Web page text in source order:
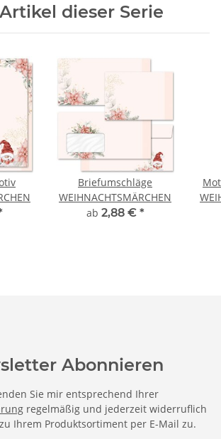
dieser Serie
Briefumschläge
WEIHNACHTSMÄRCHEN
ab 2,88 € *
Abonnieren
Sie mir entsprechend Ihrer
regelmäßig und jederzeit widerruflich
Ihrem Produktsortiment per E-Mail zu.